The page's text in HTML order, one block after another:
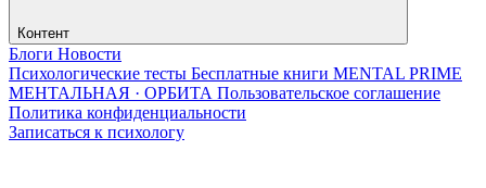
Контент
Блоги Новости
Психологические тесты Бесплатные книги MENTAL PRIME
МЕНТАЛЬНАЯ · ОРБИТА Пользовательское соглашение
Политика конфиденциальности
Записаться к психологу